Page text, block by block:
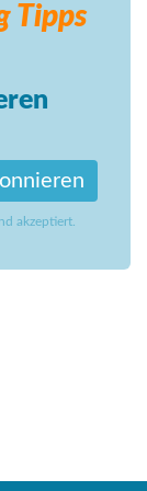
Tipps
akzeptiert.